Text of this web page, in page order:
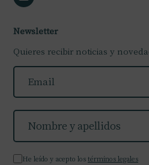
Newsletter
Quieres recibir noticias y
He leído y acepto los términos legales